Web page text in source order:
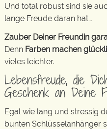
Und total robust sind sie
lange Freude daran hat…
Zauber Deiner Freundin
Denn Farben machen
vieles leichter.
Lebensfreude, die
Geschenk an Deine
Egal wie lang und stressig
bunten Schlüsselanhänger